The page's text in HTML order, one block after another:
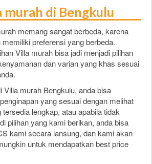
murah di Bengkulu
memang sangat berbeda, karena
preferensi yang berbeda.
Villa murah bisa jadi menjadi pilihan
dan varian yang khas sesuai
Villa murah Bengkulu, anda bisa
yang sesuai dengan melihat
lengkap, atau apabila tidak
pilihan yang kami berikan, anda bisa
kami secara lansung, dan kami akan
untuk mendapatkan best price